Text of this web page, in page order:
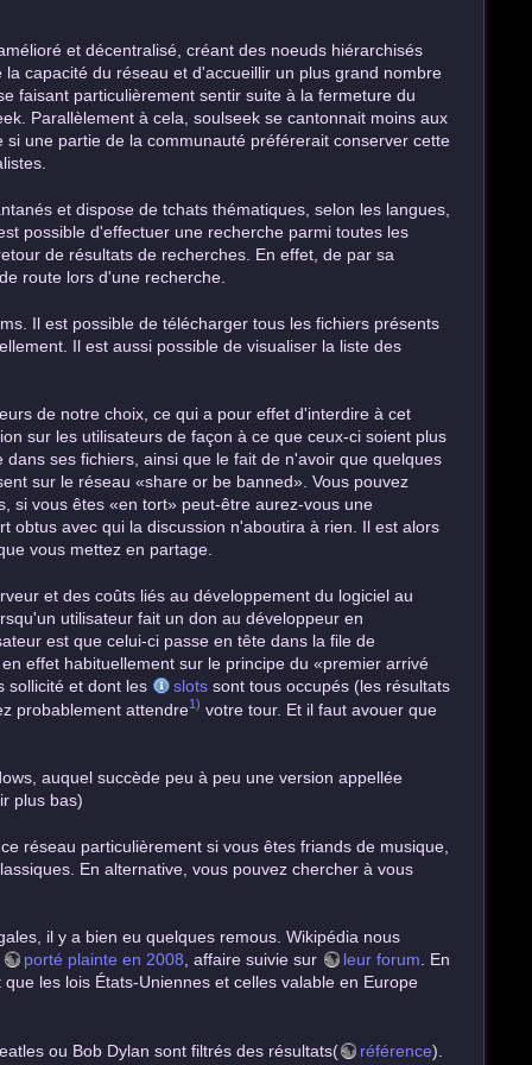
et décentralisé, créant des noeuds hiérarchisés
capacité du réseau et d'accueillir un plus grand nombre
faisant particulièrement sentir suite à la fermeture du
Parallèlement à cela, soulseek se cantonnait moins aux
une partie de la communauté préférerait conserver cette
et dispose de tchats thématiques, selon les langues,
possible d'effectuer une recherche parmi toutes les
de résultats de recherches. En effet, de par sa
route lors d'une recherche.
Il est possible de télécharger tous les fichiers présents
Il est aussi possible de visualiser la liste des
de notre choix, ce qui a pour effet d'interdire à cet
sur les utilisateurs de façon à ce que ceux-ci soient plus
ses fichiers, ainsi que le fait de n'avoir que quelques
sur le réseau «share or be banned». Vous pouvez
si vous êtes «en tort» peut-être aurez-vous une
obtus avec qui la discussion n'aboutira à rien. Il est alors
vous mettez en partage.
et des coûts liés au développement du logiciel au
utilisateur fait un don au développeur en
est que celui-ci passe en tête dans la file de
effet habituellement sur le principe du «premier arrivé
sollicité et dont les
slots sont tous occupés (les résultats
probablement attendre1) votre tour. Et il faut avouer que
auquel succède peu à peu une version appellée
plus bas)
réseau particulièrement si vous êtes friands de musique,
En alternative, vous pouvez chercher à vous
il y a bien eu quelques remous. Wikipédia nous
porté plainte en 2008 , affaire suivie sur leur forum . En
les lois États-Uniennes et celles valable en Europe
ou Bob Dylan sont filtrés des résultats( référence).